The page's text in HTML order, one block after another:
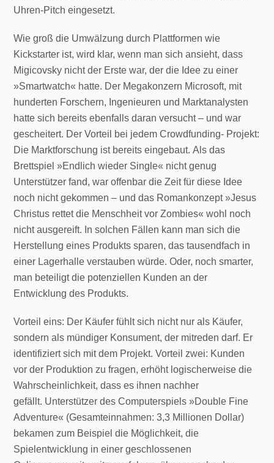
Uhren-Pitch eingesetzt.
Wie groß die Umwälzung durch Plattformen wie
Kickstarter ist, wird klar, wenn man sich ansieht, dass
Migicovsky nicht der Erste war, der die Idee zu einer
»Smartwatch« hatte. Der Megakonzern Microsoft, mit
hunderten Forschern, Ingenieuren und Marktanalysten
hatte sich bereits ebenfalls daran versucht – und war
gescheitert. Der Vorteil bei jedem Crowdfunding- Projekt:
Die Marktforschung ist bereits eingebaut. Als das
Brettspiel »Endlich wieder Single« nicht genug
Unterstützer fand, war offenbar die Zeit für diese Idee
noch nicht gekommen – und das Romankonzept »Jesus
Christus rettet die Menschheit vor Zombies« wohl noch
nicht ausgereift. In solchen Fällen kann man sich die
Herstellung eines Produkts sparen, das tausendfach in
einer Lagerhalle verstauben würde. Oder, noch smarter,
man beteiligt die potenziellen Kunden an der
Entwicklung des Produkts.
Vorteil eins: Der Käufer fühlt sich nicht nur als Käufer,
sondern als mündiger Konsument, der mitreden darf. Er
identifiziert sich mit dem Projekt. Vorteil zwei: Kunden
vor der Produktion zu fragen, erhöht logischerweise die
Wahrscheinlichkeit, dass es ihnen nachher
gefällt. Unterstützer des Computerspiels »Double Fine
Adventure« (Gesamteinnahmen: 3,3 Millionen Dollar)
bekamen zum Beispiel die Möglichkeit, die
Spielentwicklung in einer geschlossenen